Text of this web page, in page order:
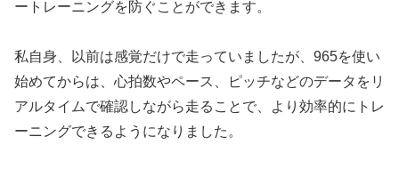
ートレーニングを防ぐことができます。
私自身、以前は感覚だけで走っていましたが、965を使い
始めてからは、心拍数やペース、ピッチなどのデータをリ
アルタイムで確認しながら走ることで、より効率的にトレ
ーニングできるようになりました。